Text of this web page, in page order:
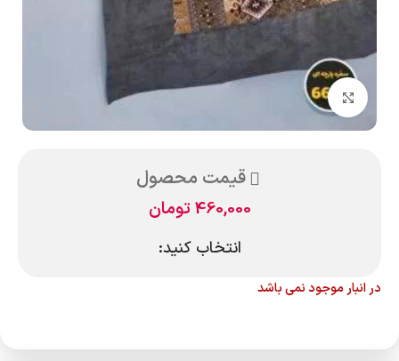
بزرگنمایی تصویر
قیمت محصول
460,000تومان
انتخاب کنید:
در انبار موجود نمی باشد